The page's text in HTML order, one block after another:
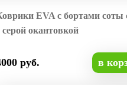
EVA с бортами соты
серой окантовкой
руб. в